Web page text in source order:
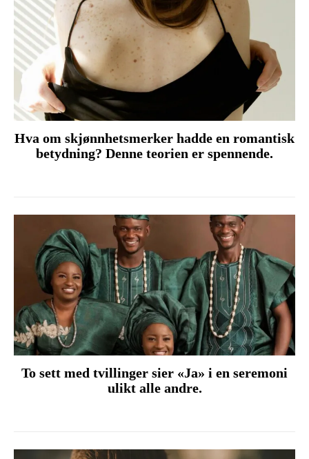
Hva om skjønnhetsmerker hadde en romantisk
betydning? Denne teorien er spennende.
To sett med tvillinger sier «Ja» i en seremoni
ulikt alle andre.